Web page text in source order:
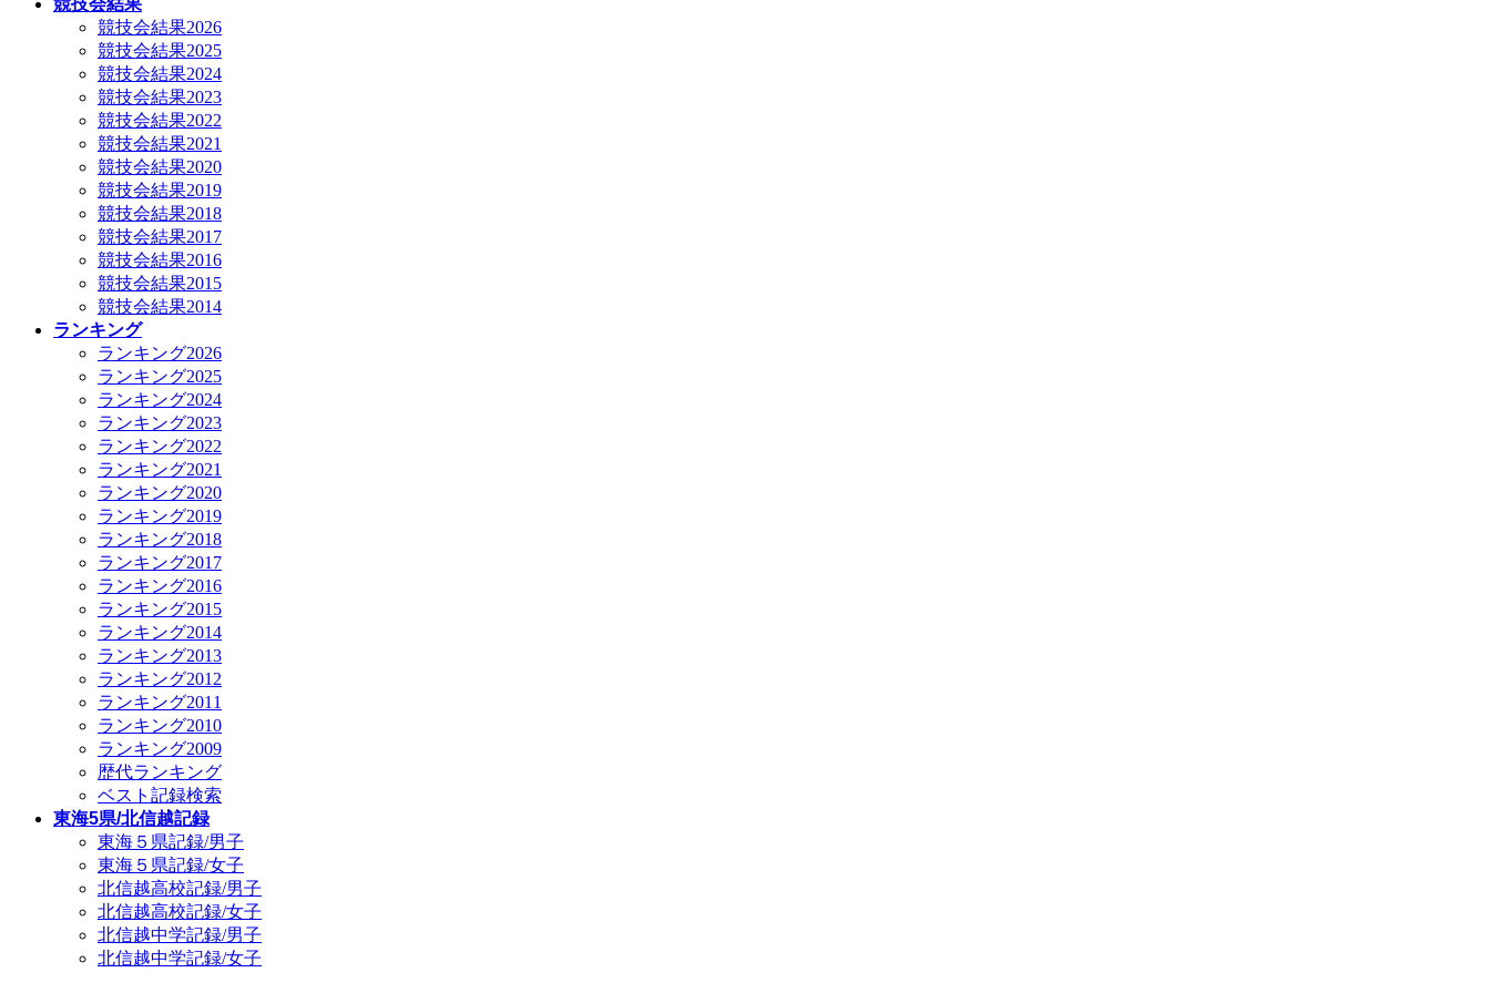
競技会結果
競技会結果2026
競技会結果2025
競技会結果2024
競技会結果2023
競技会結果2022
競技会結果2021
競技会結果2020
競技会結果2019
競技会結果2018
競技会結果2017
競技会結果2016
競技会結果2015
競技会結果2014
ランキング
ランキング2026
ランキング2025
ランキング2024
ランキング2023
ランキング2022
ランキング2021
ランキング2020
ランキング2019
ランキング2018
ランキング2017
ランキング2016
ランキング2015
ランキング2014
ランキング2013
ランキング2012
ランキング2011
ランキング2010
ランキング2009
歴代ランキング
ベスト記録検索
東海5県/北信越記録
東海５県記録/男子
東海５県記録/女子
北信越高校記録/男子
北信越高校記録/女子
北信越中学記録/男子
北信越中学記録/女子